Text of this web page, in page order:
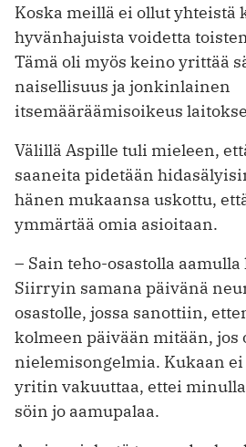
Koska meillä ei ollut yhteistä
hyvänhajuista voidetta
Tämä oli myös keino yrittää
naisellisuus ja jonkinlainen
itsemääräämisoikeus
Välillä Aspille tuli mieleen,
saaneita pidetään
hänen mukaansa uskottu,
ymmärtää omia asioitaan.
– Sain teho-osastolla
Siirryin samana päivänä
osastolle, jossa sanottiin,
kolmeen päivään mitään, jos
nielemisongelmia. Kukaan
yritin vakuuttaa, ettei
söin jo aamupalaa.